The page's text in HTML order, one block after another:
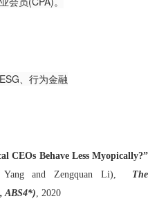
、行为金融
CEOs Behave Less Myopically?”
Yang and Zengquan Li),
The
ABS4*), 2020